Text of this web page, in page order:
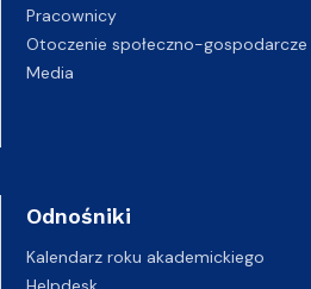
Pracownicy
Otoczenie społeczno-gospodarcze
Media
Odnośniki
Kalendarz roku akademickiego